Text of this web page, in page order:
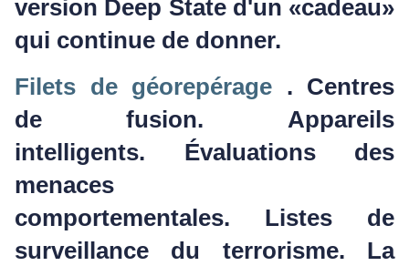
version Deep State d'un «cadeau»
qui continue de donner.
Filets de géorepérage . Centres
de fusion. Appareils
intelligents. Évaluations des
menaces
comportementales. Listes de
surveillance du terrorisme. La